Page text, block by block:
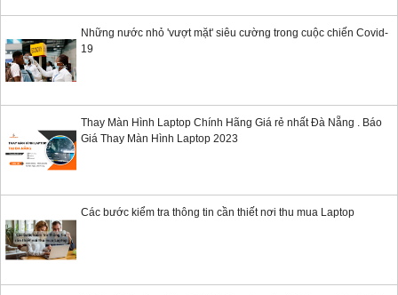
Những nước nhỏ 'vượt mặt' siêu cường trong cuộc chiến Covid-
19
Thay Màn Hình Laptop Chính Hãng Giá rẻ nhất Đà Nẵng . Báo
Giá Thay Màn Hình Laptop 2023
Các bước kiểm tra thông tin cần thiết nơi thu mua Laptop